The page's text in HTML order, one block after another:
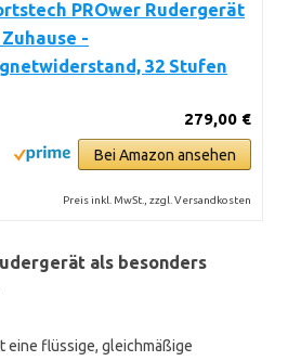
PROwer Rudergerät
-
32 Stufen
279,00 €
Bei Amazon ansehen
Preis inkl. MwSt., zzgl. Versandkosten
als besonders
eine flüssige, gleichmäßige